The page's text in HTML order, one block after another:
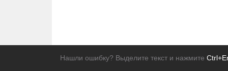
Нашли ошибку? Выделите текст и нажмите